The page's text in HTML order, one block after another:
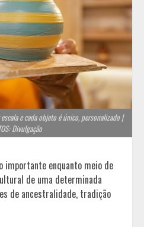
e cada objeto é único, personalizado |
Divulgação
importante enquanto meio de
de uma determinada
de ancestralidade, tradição